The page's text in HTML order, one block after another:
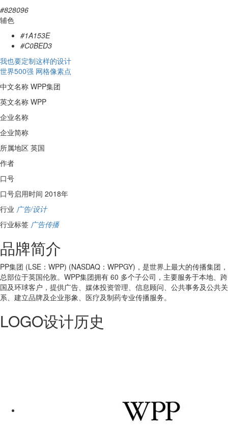
#828096
辅色
#1A153E
#C0BED3
我也要定制这样的设计
世界500强 网格像素点
中文名称 WPP集团
英文名称 WPP
企业名称
企业简称
所属地区 英国
作者
口号
口号启用时间 2018年
行业 广告/设计
行业标签 广告传播
品牌简介
PP集团 (LSE：WPP) (NASDAQ：WPPGY)，是世界上最大的传播集团，
总部位于英国伦敦。WPP集团拥有 60 多个子公司，主要服务于本地、跨
国及环球客户，提供广告、媒体投资管理、信息顾问、公共事务及公共关
系、建立品牌及企业形象、医疗及制药专业传播服务。
LOGO设计历史